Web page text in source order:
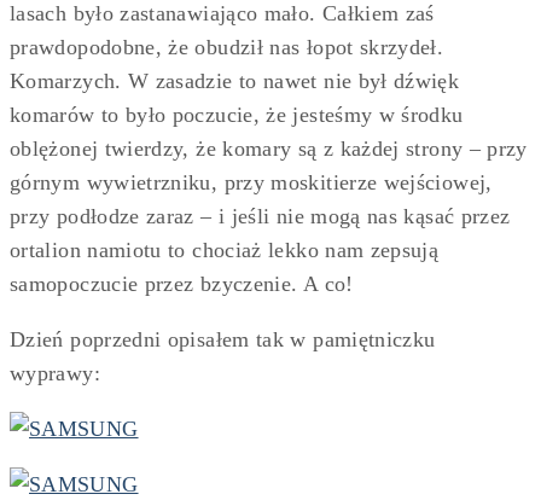
lasach było zastanawiająco mało. Całkiem zaś
prawdopodobne, że obudził nas łopot skrzydeł.
Komarzych. W zasadzie to nawet nie był dźwięk
komarów to było poczucie, że jesteśmy w środku
oblężonej twierdzy, że komary są z każdej strony – przy
górnym wywietrzniku, przy moskitierze wejściowej,
przy podłodze zaraz – i jeśli nie mogą nas kąsać przez
ortalion namiotu to chociaż lekko nam zepsują
samopoczucie przez bzyczenie. A co!
Dzień poprzedni opisałem tak w pamiętniczku
wyprawy: